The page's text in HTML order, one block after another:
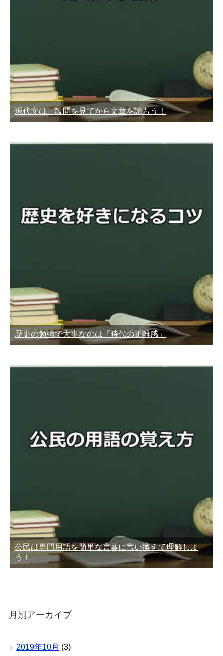
現代文は、設問を見てから文章を読もう！
歴史の勉強で大事なのは「時代の距離感」
公民は専門用語を簡単な言葉に言い換えて理解しよ
う！
月別アーカイブ
2019年10月 (3)